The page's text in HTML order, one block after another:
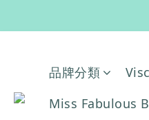
品牌分類
Miss Fabulous